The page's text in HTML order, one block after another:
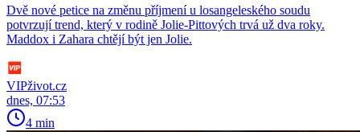
Dvě nové petice na změnu příjmení u losangeleského soudu
potvrzují trend, který v rodině Jolie-Pittových trvá už dva roky.
Maddox i Zahara chtějí být jen Jolie.
VIPživot.cz
dnes, 07:53
4 min